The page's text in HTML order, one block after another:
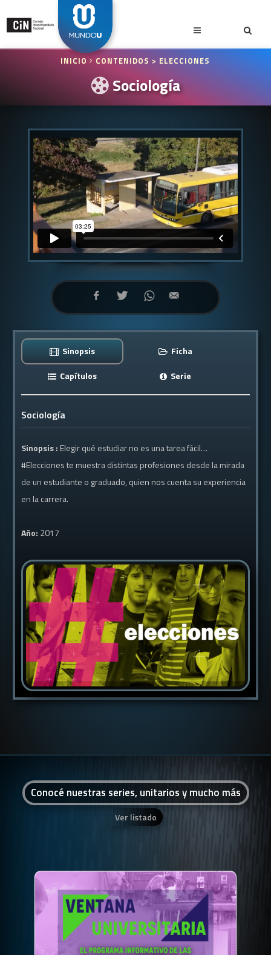
INICIO CONTENIDOS > ELECCIONES
Sociología
Sinopsis
Ficha
Capítulos
Serie
Sociología
Sinopsis : Elegir qué estudiar no es una tarea fácil…
#Elecciones te muestra distintas profesiones desde la mirada
de un estudiante o graduado, quien nos cuenta su experiencia
en la carrera.
Año: 2017
Conocé nuestras series, unitarios y mucho más
Ver listado